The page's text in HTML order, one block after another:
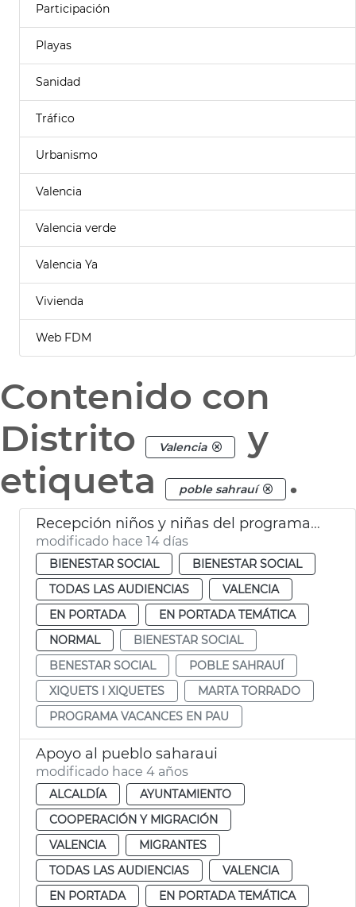
Participación
Playas
Sanidad
Tráfico
Urbanismo
Valencia
Valencia verde
Valencia Ya
Vivienda
Web FDM
Contenido con
Distrito
Valencia
y
etiqueta
poble sahrauí .
Recepción niños y niñas del programa Vacances en Pau
modificado hace 14 días
BIENESTAR SOCIAL
BIENESTAR SOCIAL
TODAS LAS AUDIENCIAS
VALENCIA
EN PORTADA
EN PORTADA TEMÁTICA
NORMAL
BIENESTAR SOCIAL
BENESTAR SOCIAL
POBLE SAHRAUÍ
XIQUETS I XIQUETES
MARTA TORRADO
PROGRAMA VACANCES EN PAU
Apoyo al pueblo saharaui
modificado hace 4 años
ALCALDÍA
AYUNTAMIENTO
COOPERACIÓN Y MIGRACIÓN
VALENCIA
MIGRANTES
TODAS LAS AUDIENCIAS
VALENCIA
EN PORTADA
EN PORTADA TEMÁTICA